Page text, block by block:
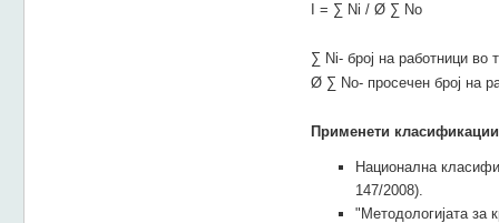
I = ∑ Ni / Ø ∑ No
∑ Ni- број на работници во
Ø ∑ No- просечен број на
Применети
Национална
147/2008).
"Методологијата за